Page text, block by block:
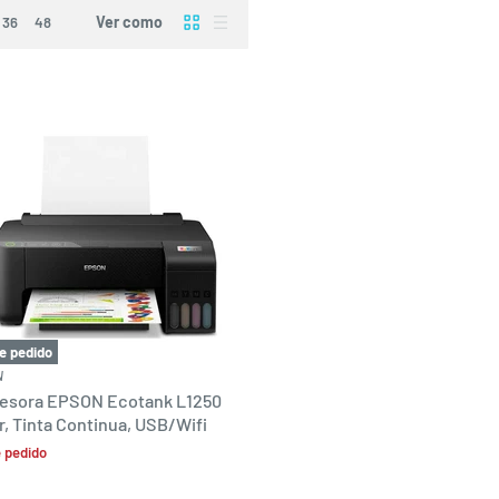
36 48 Ver como
pedido
EPSON Ecotank L1250
Tinta Continua, USB/Wifi
pedido